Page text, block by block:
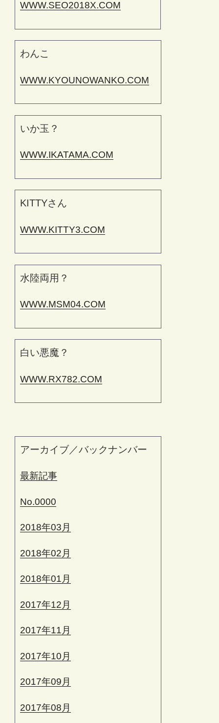
WWW.SEO2018X.COM
わんこ
WWW.KYOUNOWANKO.COM
いか玉？
WWW.IKATAMA.COM
KITTYさん
WWW.KITTY3.COM
水陸両用？
WWW.MSM04.COM
白い悪魔？
WWW.RX782.COM
アーカイブ／バックナンバー
最新記事
No.0000
2018年03月
2018年02月
2018年01月
2017年12月
2017年11月
2017年10月
2017年09月
2017年08月